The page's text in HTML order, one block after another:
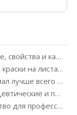
Что такое лист APET? Использование, свойства и как выбрать правильный материал
Как обеспечить идеальную адгезию краски на листах ПВХ и ПЭТ для офсетной печати
ПЭТ против. Лист ПВХ: какой материал лучше всего подходит для вашего проекта термоформования?
«Золотой» стандарт: почему фармацевтические и пищевые гиганты заключают контракты на производство жесткого ПВХ и ПЭТ на 2026 год
Хватит портить свои тяги! Руководство для профессионалов 2026 года по выбору правильной полиэтиленовой пленки